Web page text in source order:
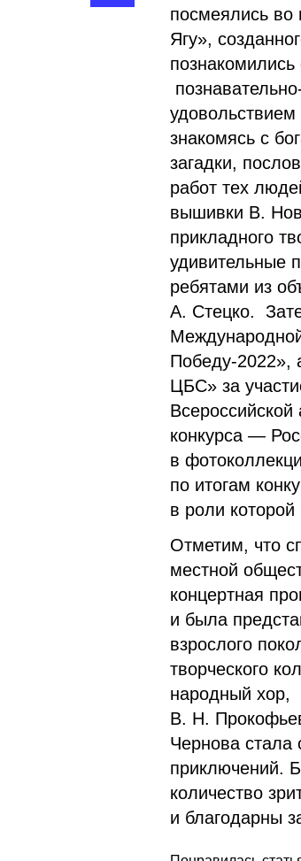
посмеялись во
Ягу»,
удовольствием
знакомясь с
загадки,
работ тех
вышивки В.
прикладного
удивительные
ребятами из
А. Стецко.
Победу-2022»,
ЦБС» за
конкурса —
в
по итогам
в роли
Отметим, что
местной
концертная
и была
взрослого
творческого
народный хор,
В. Н.
Чернова стала
приключений.
количество
и благодарны